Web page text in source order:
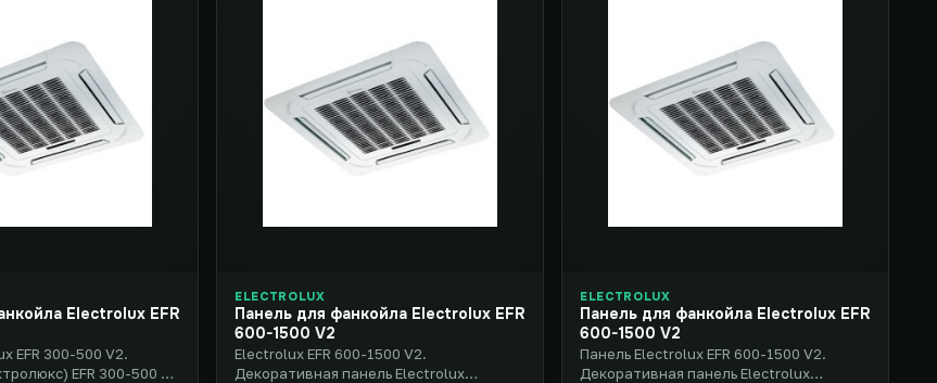
Electrolux EFR
EFR 300-500 V2.
EFR 300-500 V2
ELECTROLUX
Панель для фанкойла Electrolux EFR
600-1500 V2
Electrolux EFR 600-1500 V2.
Декоративная панель Electrolux
ELECTROLUX
Панель для фанкойла Electrolux EFR
600-1500 V2
Панель Electrolux EFR 600-1500 V2.
Декоративная панель Electrolux